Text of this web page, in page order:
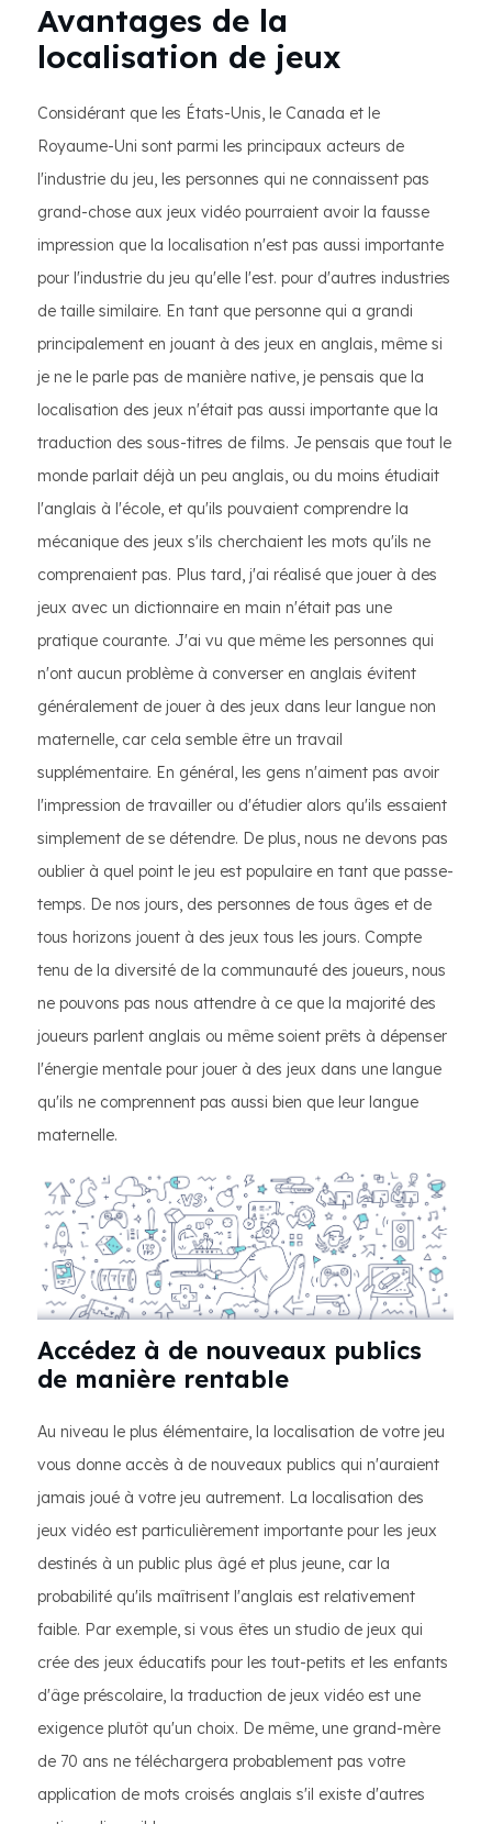
Avantages de la
localisation de jeux
Considérant que les États-Unis, le Canada et le
Royaume-Uni sont parmi les principaux acteurs de
l'industrie du jeu, les personnes qui ne connaissent pas
grand-chose aux jeux vidéo pourraient avoir la fausse
impression que la localisation n'est pas aussi importante
pour l'industrie du jeu qu'elle l'est. pour d'autres industries
de taille similaire. En tant que personne qui a grandi
principalement en jouant à des jeux en anglais, même si
je ne le parle pas de manière native, je pensais que la
localisation des jeux n'était pas aussi importante que la
traduction des sous-titres de films. Je pensais que tout le
monde parlait déjà un peu anglais, ou du moins étudiait
l'anglais à l'école, et qu'ils pouvaient comprendre la
mécanique des jeux s'ils cherchaient les mots qu'ils ne
comprenaient pas. Plus tard, j'ai réalisé que jouer à des
jeux avec un dictionnaire en main n'était pas une
pratique courante. J'ai vu que même les personnes qui
n'ont aucun problème à converser en anglais évitent
généralement de jouer à des jeux dans leur langue non
maternelle, car cela semble être un travail
supplémentaire. En général, les gens n'aiment pas avoir
l'impression de travailler ou d'étudier alors qu'ils essaient
simplement de se détendre. De plus, nous ne devons pas
oublier à quel point le jeu est populaire en tant que passe-
temps. De nos jours, des personnes de tous âges et de
tous horizons jouent à des jeux tous les jours. Compte
tenu de la diversité de la communauté des joueurs, nous
ne pouvons pas nous attendre à ce que la majorité des
joueurs parlent anglais ou même soient prêts à dépenser
l'énergie mentale pour jouer à des jeux dans une langue
qu'ils ne comprennent pas aussi bien que leur langue
maternelle.
Accédez à de nouveaux publics
de manière rentable
Au niveau le plus élémentaire, la localisation de votre jeu
vous donne accès à de nouveaux publics qui n'auraient
jamais joué à votre jeu autrement. La localisation des
jeux vidéo est particulièrement importante pour les jeux
destinés à un public plus âgé et plus jeune, car la
probabilité qu'ils maîtrisent l'anglais est relativement
faible. Par exemple, si vous êtes un studio de jeux qui
crée des jeux éducatifs pour les tout-petits et les enfants
d'âge préscolaire, la traduction de jeux vidéo est une
exigence plutôt qu'un choix. De même, une grand-mère
de 70 ans ne téléchargera probablement pas votre
application de mots croisés anglais s'il existe d'autres